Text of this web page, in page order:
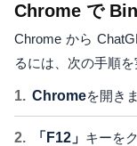
Chrome で
Chrome から
るには、次の手順を
Chromeを開き
「F12」 キーを